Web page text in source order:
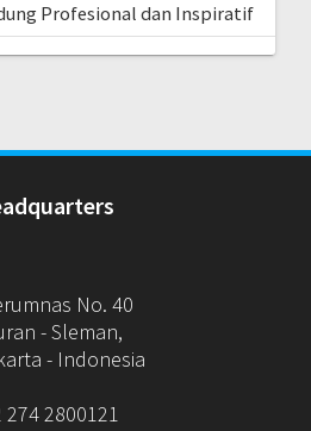
Profesional dan Inspiratif
No. 40
- Sleman,
- Indonesia
274 2800121